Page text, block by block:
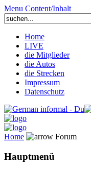
Menu Content/Inhalt
Home
LIVE
die Mitglieder
die Autos
die Strecken
Impressum
Datenschutz
Home Forum
Hauptmenü